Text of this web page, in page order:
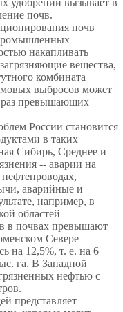
удобрений вызывает в
почв.
почв
накапливать
вещества,
комбината
выбросов может
раз превышающих
России становится
в таких
Сибирь, Среднее и
-- аварии на
аварийные и
например, в
областей
в почвах превышают
Севере
на 12,5%, т. е. на 6
га. В Западной
нефтью с
представляет